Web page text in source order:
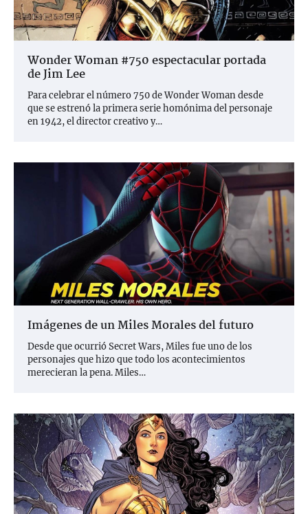
Wonder Woman #750 espectacular portada
de Jim Lee
Para celebrar el número 750 de Wonder Woman desde
que se estrenó la primera serie homónima del personaje
en 1942, el director creativo y…
Imágenes de un Miles Morales del futuro
Desde que ocurrió Secret Wars, Miles fue uno de los
personajes que hizo que todo los acontecimientos
merecieran la pena. Miles…